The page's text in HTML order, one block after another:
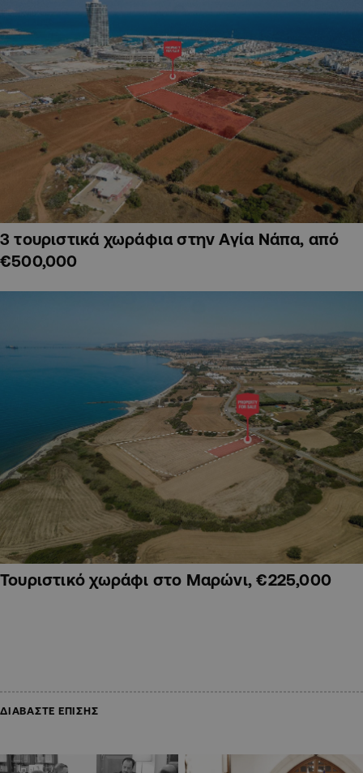
3 τουριστικά χωράφια στην Αγία Νάπα, από
€500,000
Τουριστικό χωράφι στο Μαρώνι, €225,000
ΔΙΑΒΑΣΤΕ ΕΠΙΣΗΣ